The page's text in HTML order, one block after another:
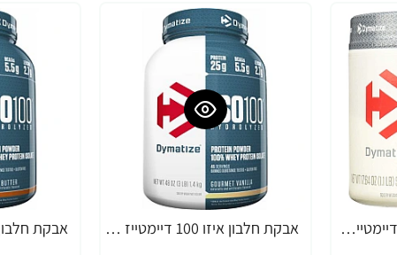
אבקת גלוטמין מיקרוני דיימטייז 500 גרם - מבית Dymatize Nutrition -21%
אבקת חלבון איזו 100 דיימטייז ISO 100 בטעם וניל 1.4 ק"ג - מבית Dymatize Nutrition
-21%